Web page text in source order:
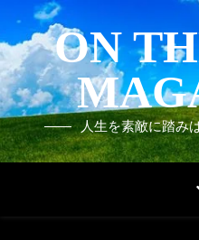
ON
人生を素敵に踏み